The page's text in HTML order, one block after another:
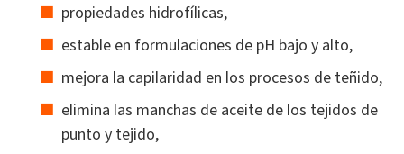
propiedades hidrofílicas,
estable en formulaciones de pH bajo y alto,
mejora la capilaridad en los procesos de teñido,
elimina las manchas de aceite de los tejidos de
punto y tejido,